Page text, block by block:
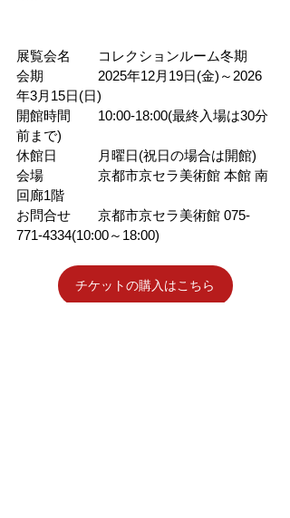
展覧会名　　コレクションルーム冬期
会期　　　　2025年12月19日(金)～2026
年3月15日(日)
開館時間　　10:00-18:00(最終入場は30分
前まで)
休館日　　　月曜日(祝日の場合は開館)
会場　　　　京都市京セラ美術館 本館 南
回廊1階
お問合せ　　京都市京セラ美術館 075-
771-4334(10:00～18:00)
チケットの購入はこちら